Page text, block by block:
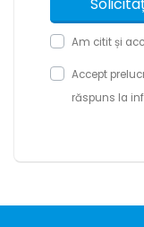
Am citit și
Accept
răspuns la